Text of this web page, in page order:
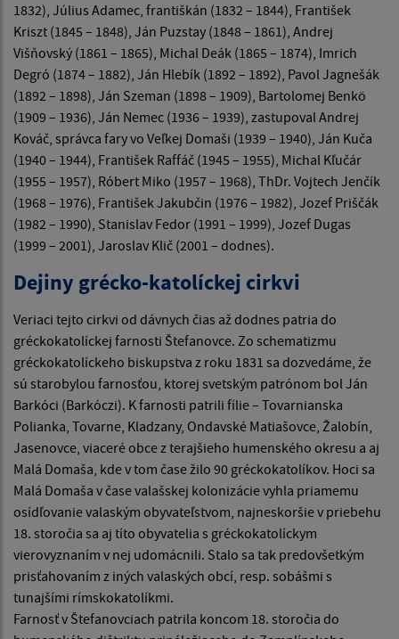
1832), Július Adamec, františkán (1832 – 1844), František
Kriszt (1845 – 1848), Ján Puzstay (1848 – 1861), Andrej
Višňovský (1861 – 1865), Michal Deák (1865 – 1874), Imrich
Degró (1874 – 1882), Ján Hlebík (1892 – 1892), Pavol Jagnešák
(1892 – 1898), Ján Szeman (1898 – 1909), Bartolomej Benkö
(1909 – 1936), Ján Nemec (1936 – 1939), zastupoval Andrej
Kováč, správca fary vo Veľkej Domaši (1939 – 1940), Ján Kuča
(1940 – 1944), František Raffáč (1945 – 1955), Michal Kľučár
(1955 – 1957), Róbert Miko (1957 – 1968), ThDr. Vojtech Jenčík
(1968 – 1976), František Jakubčin (1976 – 1982), Jozef Priščák
(1982 – 1990), Stanislav Fedor (1991 – 1999), Jozef Dugas
(1999 – 2001), Jaroslav Klič (2001 – dodnes).
Dejiny grécko-katolíckej cirkvi
Veriaci tejto cirkvi od dávnych čias až dodnes patria do
gréckokatolíckej farnosti Štefanovce. Zo schematizmu
gréckokatolíckeho biskupstva z roku 1831 sa dozvedáme, že
sú starobylou farnosťou, ktorej svetským patrónom bol Ján
Barkóci (Barkóczi). K farnosti patrili fílie – Tovarnianska
Polianka, Tovarne, Kladzany, Ondavské Matiašovce, Žalobín,
Jasenovce, viaceré obce z terajšieho humenského okresu a aj
Malá Domaša, kde v tom čase žilo 90 gréckokatolíkov. Hoci sa
Malá Domaša v čase valašskej kolonizácie vyhla priamemu
osídľovanie valaským obyvateľstvom, najneskoršie v priebehu
18. storočia sa aj títo obyvatelia s gréckokatolíckym
vierovyznaním v nej udomácnili. Stalo sa tak predovšetkým
prisťahovaním z iných valaských obcí, resp. sobášmi s
tunajšími rímskokatolíkmi.
Farnosť v Štefanovciach patrila koncom 18. storočia do